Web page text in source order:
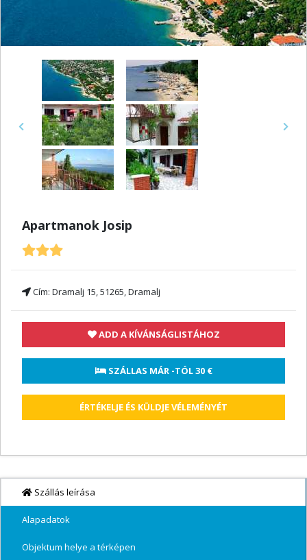
Previous Next
Apartmanok Josip
Cím: Dramalj 15, 51265, Dramalj
ADD A KÍVÁNSÁGLISTÁHOZ
SZÁLLAS MÁR -TÓL 30 €
ÉRTÉKELJE ÉS KÜLDJE VÉLEMÉNYÉT
Szállás leírása
Alapadatok
Objektum helye a térképen